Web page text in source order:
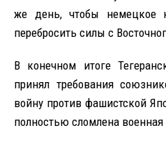
же день, чтобы немецкое
перебросить силы с
В конечном итоге
принял требования
войну против фашистской
полностью сломлена